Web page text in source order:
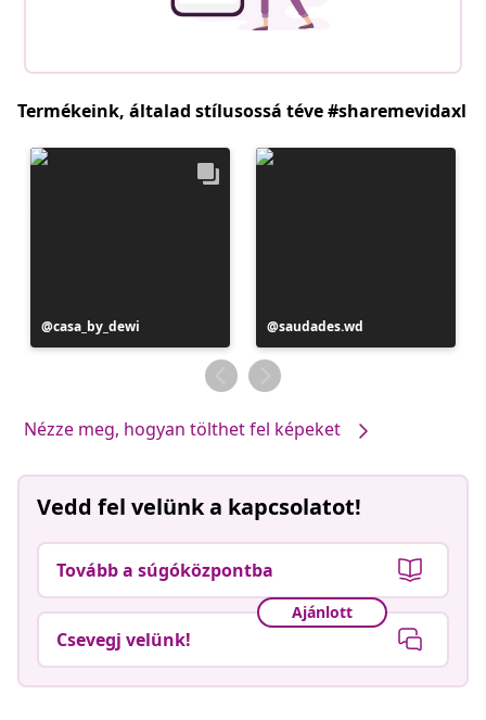
Termékeink, általad stílusossá téve #sharemevidaxl
Bejegyzés
közzétevője
casa_by_dewi
Bejegyzés
közzétevője
saudades.wd
Nézze meg, hogyan tölthet fel képeket
Vedd fel velünk a kapcsolatot!
Tovább a súgóközpontba
Ajánlott
Csevegj velünk!